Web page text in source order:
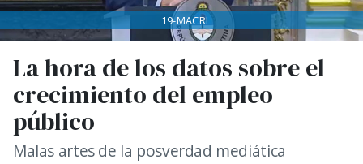
La hora de los datos sobre el
crecimiento del empleo
público
Malas artes de la posverdad mediática
19-MACRI